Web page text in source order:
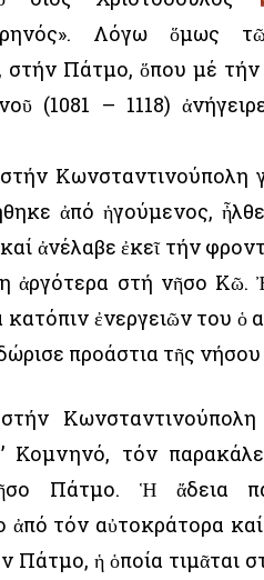
Λόγω ὅμως
στήν Πάτμο, ὅπου μέ
(1081 – 1118)
Κωνσταντινούπολη
ἀπό ἡγούμενος,
ἀνέλαβε ἐκεῖ τήν
ἀργότερα στή νῆσο Κῶ.
ἐνεργειῶν του ὁ
προάστια τῆς
Κομνηνό, τόν
Πάτμο. Ἡ ἄδεια
ἀπό τόν αὐτοκράτορα
Πάτμο, ἡ ὁποία τιμᾶται